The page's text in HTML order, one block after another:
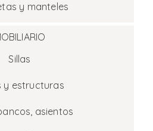
y manteles
Sillas
y estructuras
asientos